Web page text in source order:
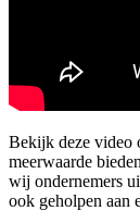
Bekijk deze video
meerwaarde
wij ondernemers
ook geholpen aan